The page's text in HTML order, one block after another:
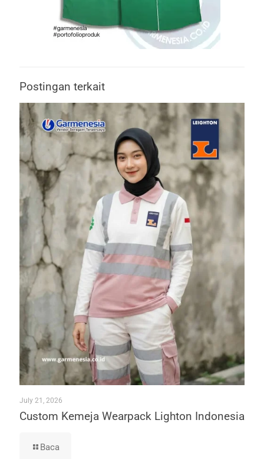
Postingan terkait
July 21, 2026
Custom Kemeja Wearpack Lighton Indonesia
Baca